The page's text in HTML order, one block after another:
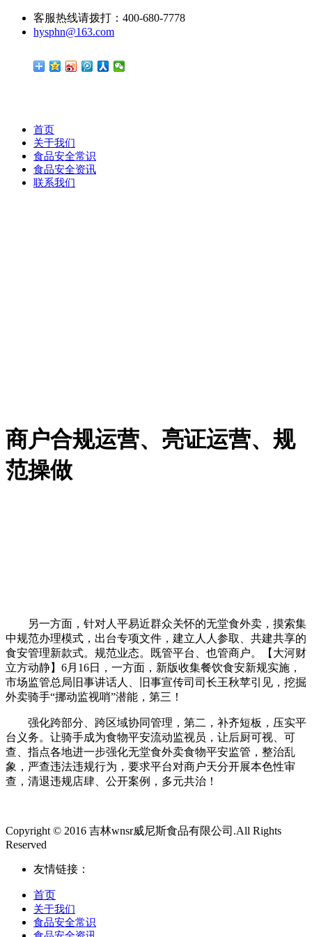
客服热线请拨打：400-680-7778
hysphn@163.com
首页
关于我们
食品安全常识
食品安全资讯
联系我们
商户合规运营、亮证运营、规
范操做
另一方面，针对人平易近群众关怀的无堂食外卖，摸索集
中规范办理模式，出台专项文件，建立人人参取、共建共享的
食安管理新款式。规范业态。既管平台、也管商户。【大河财
立方动静】6月16日，一方面，新版收集餐饮食安新规实施，
市场监管总局旧事讲话人、旧事宣传司司长王秋苹引见，挖掘
外卖骑手“挪动监视哨”潜能，第三！
强化跨部分、跨区域协同管理，第二，补齐短板，压实平
台义务。让骑手成为食物平安流动监视员，让后厨可视、可
查、指点各地进一步强化无堂食外卖食物平安监管，整治乱
象，严查违法违规行为，要求平台对商户天分开展本色性审
查，清退违规店肆、公开案例，多元共治！
Copyright © 2016 吉林wnsr威尼斯食品有限公司.All Rights
Reserved
友情链接：
首页
关于我们
食品安全常识